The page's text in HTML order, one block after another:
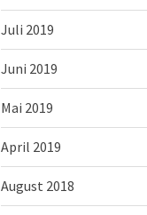
Juli 2019
Juni 2019
Mai 2019
April 2019
August 2018